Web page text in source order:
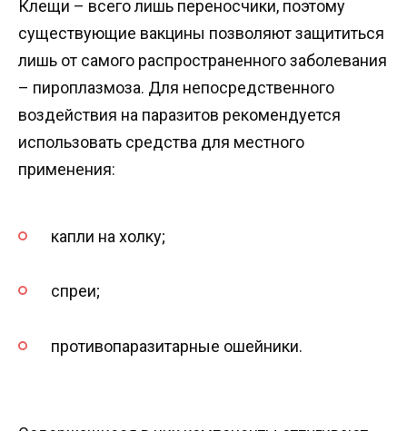
Клещи – всего лишь переносчики, поэтому
существующие вакцины позволяют защититься
лишь от самого распространенного заболевания
– пироплазмоза. Для непосредственного
воздействия на паразитов рекомендуется
использовать средства для местного
применения:
капли на холку;
спреи;
противопаразитарные ошейники.